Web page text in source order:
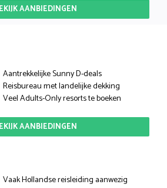
AANBIEDINGEN
Aantrekkelijke Sunny D-deals
Reisbureau met landelijke dekking
Veel Adults-Only resorts te boeken
AANBIEDINGEN
Vaak Hollandse reisleiding aanwezig